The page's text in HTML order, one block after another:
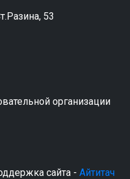
53
организации
сайта - Айтитач